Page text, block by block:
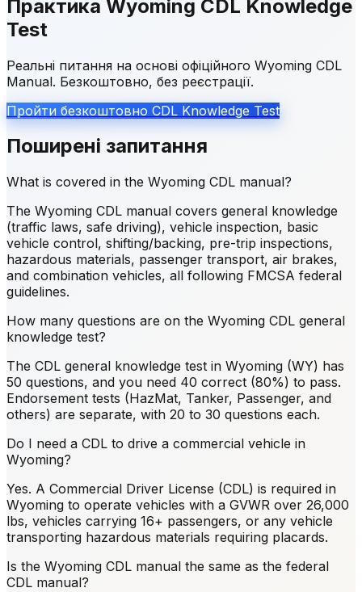
Практика Wyoming CDL Knowledge
Test
Реальні питання на основі офіційного Wyoming CDL
Manual. Безкоштовно, без реєстрації.
Пройти безкоштовно CDL Knowledge Test
Поширені запитання
What is covered in the Wyoming CDL manual?
The Wyoming CDL manual covers general knowledge
(traffic laws, safe driving), vehicle inspection, basic
vehicle control, shifting/backing, pre-trip inspections,
hazardous materials, passenger transport, air brakes,
and combination vehicles, all following FMCSA federal
guidelines.
How many questions are on the Wyoming CDL general
knowledge test?
The CDL general knowledge test in Wyoming (WY) has
50 questions, and you need 40 correct (80%) to pass.
Endorsement tests (HazMat, Tanker, Passenger, and
others) are separate, with 20 to 30 questions each.
Do I need a CDL to drive a commercial vehicle in
Wyoming?
Yes. A Commercial Driver License (CDL) is required in
Wyoming to operate vehicles with a GVWR over 26,000
lbs, vehicles carrying 16+ passengers, or any vehicle
transporting hazardous materials requiring placards.
Is the Wyoming CDL manual the same as the federal
CDL manual?